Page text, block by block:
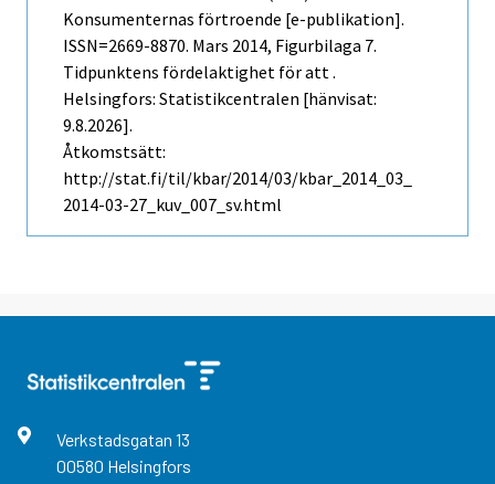
Konsumenternas förtroende [e-publikation].
ISSN=2669-8870. Mars 2014, Figurbilaga 7.
Tidpunktens fördelaktighet för att .
Helsingfors: Statistikcentralen [hänvisat:
9.8.2026].
Åtkomstsätt:
http://stat.fi/til/kbar/2014/03/kbar_2014_03_
2014-03-27_kuv_007_sv.html
Verkstadsgatan 13
00580 Helsingfors